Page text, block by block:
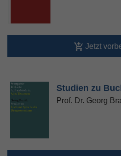
Jetzt
Studien zu
Prof. Dr. Georg